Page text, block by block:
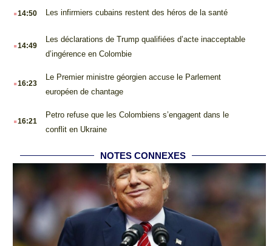
.14:50 Les infirmiers cubains restent des héros de la santé
.14:49
Les déclarations de Trump qualifiées d’acte inacceptable
d’ingérence en Colombie
.16:23
Le Premier ministre géorgien accuse le Parlement
européen de chantage
.16:21
Petro refuse que les Colombiens s’engagent dans le
conflit en Ukraine
NOTES CONNEXES